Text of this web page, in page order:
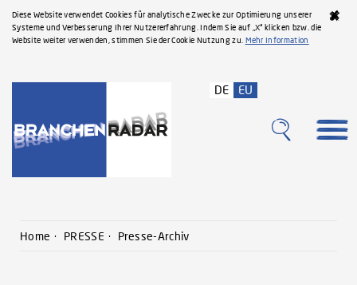
Diese Website verwendet Cookies für analytische Zwecke zur Optimierung unserer
Systeme und Verbesserung Ihrer Nutzererfahrung. Indem Sie auf „X“ klicken bzw. die
Website weiter verwenden, stimmen Sie der Cookie Nutzung zu. Mehr Information
DE EU
Home PRESSE Presse-Archiv